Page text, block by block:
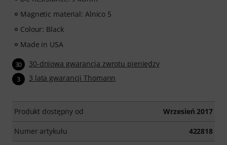
Magnetic material: Alnico 5
Colour: Black
Made in USA
30 30-dniowa gwarancja zwrotu pieniędzy
3 3 lata gwarancji Thomann
Produkt dostępny od Wrzesień 2017
Numer artykułu 422818